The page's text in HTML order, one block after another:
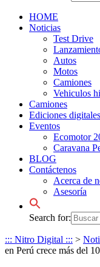
HOME
Noticias
Test Drive
Autos
Motos
Camiones
Vehiculos
Camiones
Ediciones digitales
Eventos
Ecomotor
Caravana
BLOG
Contáctenos
Acerca de
Asesoría
Search for:
::: Nitro Digital ::: >
en Perú crece más del